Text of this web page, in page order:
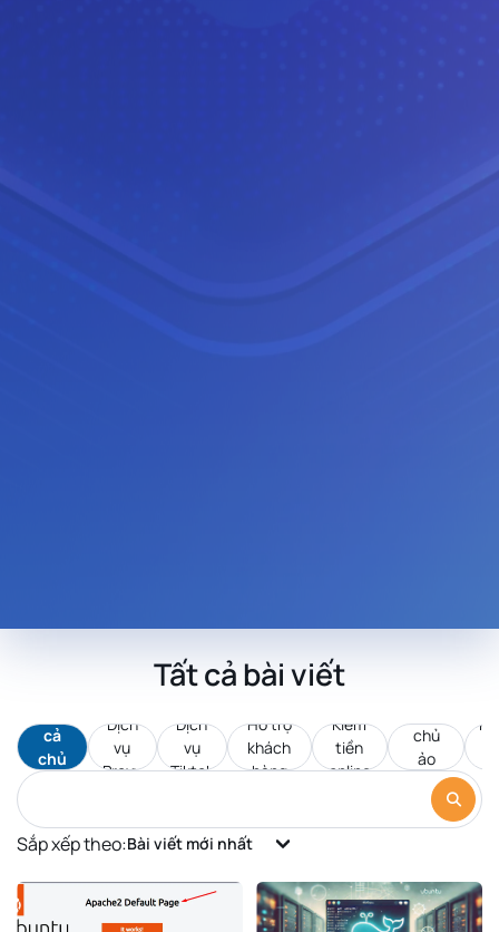
Tất cả bài viết
cả
chủ
Dịch
vụ
Proxy
Dịch
vụ
Tiktok
Hỗ trợ
khách
hàng
Kiếm
tiền
online
chủ
ảo
VPS
Sắp xếp theo:Bài viết mới nhất